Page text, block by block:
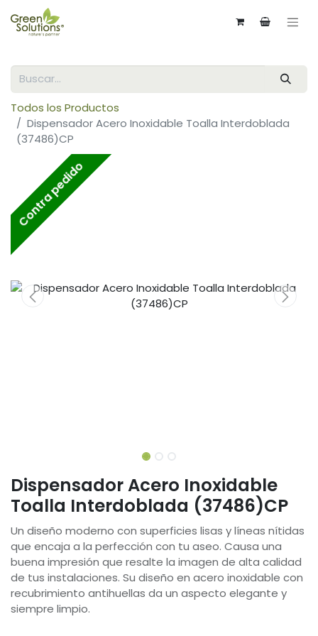
Todos los Productos
Dispensador Acero Inoxidable Toalla Interdoblada
(37486)CP
Contra pedido
Dispensador Acero Inoxidable
Toalla Interdoblada (37486)CP
Un diseño moderno con superficies lisas y líneas nítidas
que encaja a la perfección con tu aseo. Causa una
buena impresión que resalte la imagen de alta calidad
de tus instalaciones. Su diseño en acero inoxidable con
recubrimiento antihuellas da un aspecto elegante y
siempre limpio.